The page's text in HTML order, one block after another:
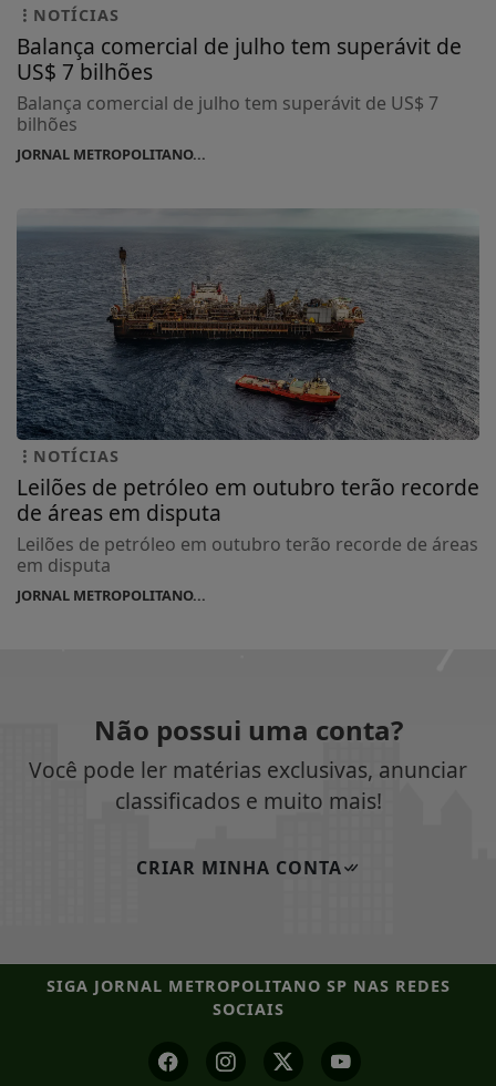
NOTÍCIAS
Balança comercial de julho tem superávit de
US$ 7 bilhões
Balança comercial de julho tem superávit de US$ 7
bilhões
JORNAL METROPOLITANO...
NOTÍCIAS
Leilões de petróleo em outubro terão recorde
de áreas em disputa
Leilões de petróleo em outubro terão recorde de áreas
em disputa
JORNAL METROPOLITANO...
Não possui uma conta?
Você pode ler matérias exclusivas, anunciar
classificados e muito mais!
CRIAR MINHA CONTA
SIGA JORNAL METROPOLITANO SP NAS REDES
SOCIAIS